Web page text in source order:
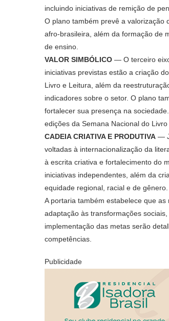
incluindo iniciativas de remição de
O plano também prevê a valorização
afro-brasileira, além da formação de
de ensino.
VALOR SIMBÓLICO — O terceiro
iniciativas previstas estão a criação
Livro e Leitura, além da
indicadores sobre o setor. O plano
fortalecer sua presença na
edições da Semana Nacional do Livro
CADEIA CRIATIVA E PRODUTIVA —
voltadas à internacionalização da
à escrita criativa e fortalecimento do
iniciativas independentes, além da
equidade regional, racial e de gênero.
A portaria também estabelece que
adaptação às transformações
implementação das metas serão
competências.
Publicidade